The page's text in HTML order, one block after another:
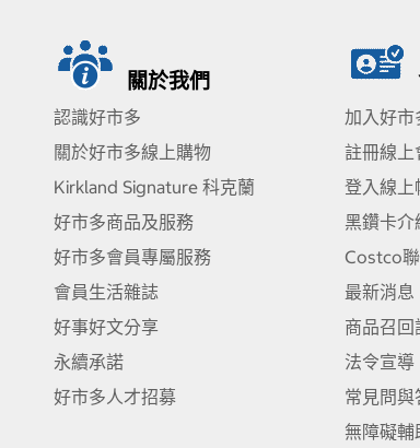
關於我們
認識好市多
關於好市多線上購物
Kirkland Signature 科克蘭
好市多商品及服務
好市多會員專屬服務
會員生活雜誌
好事好文分享
永續承諾
好市多人才招募
加入好市
註冊線上
登入線上
黑鑽卡介
Costco
最新消息
商品召回
法令宣導
常見問與
無障礙輔